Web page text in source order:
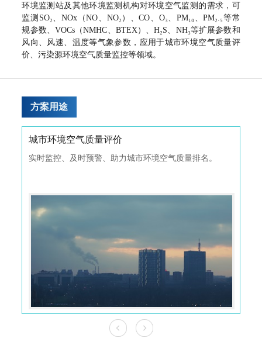
环境监测站及其他环境监测机构对环境空气监测的需求，可
监测SO₂、NOx（NO、NO₂）、CO、O₃、PM₁₀、PM₂.₅等常
规参数、VOCs（NMHC、BTEX）、H₂S、NH₃等扩展参数和
风向、风速、温度等气象参数，应用于城市环境空气质量评
价、污染源环境空气质量监控等领域。
方案用途
城市环境空气质量评价
实时监控、及时预警、助力城市环境空气质量排名。